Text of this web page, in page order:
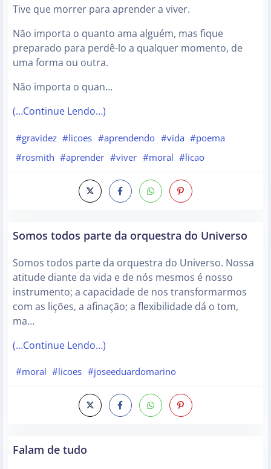
Tive que morrer para aprender a viver.
Não importa o quanto ama alguém, mas fique
preparado para perdê-lo a qualquer momento, de
uma forma ou outra.
Não importa o quan…
(…Continue Lendo…)
#gravidez #licoes #aprendendo #vida #poema
#rosmith #aprender #viver #moral #licao
Somos todos parte da orquestra do Universo
Somos todos parte da orquestra do Universo. Nossa
atitude diante da vida e de nós mesmos é nosso
instrumento; a capacidade de nos transformarmos
com as lições, a afinação; a flexibilidade dá o tom,
ma…
(…Continue Lendo…)
#moral #licoes #joseeduardomarino
Falam de tudo